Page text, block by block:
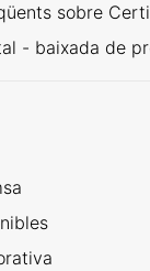
sobre
- baixada de